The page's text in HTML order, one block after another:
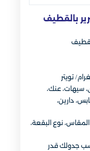
بالقطيف
تويتر
سيهات، عنك،
دارين،
نوع البقعة،
جدولك قدر